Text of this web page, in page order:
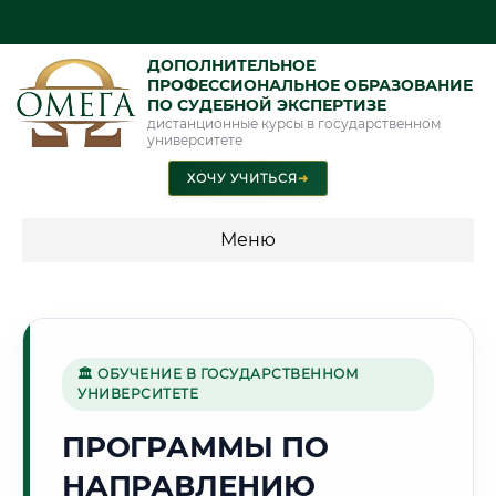
ДОПОЛНИТЕЛЬНОЕ
ПРОФЕССИОНАЛЬНОЕ ОБРАЗОВАНИЕ
ПО СУДЕБНОЙ ЭКСПЕРТИЗЕ
дистанционные курсы в государственном
университете
ХОЧУ УЧИТЬСЯ➜
Меню
специальности"
Стоимость по программам обучения "Судебная экспертиза"
Стоимость по программам обучения "Экспертиза"
🏛 ОБУЧЕНИЕ В ГОСУДАРСТВЕННОМ
УНИВЕРСИТЕТЕ
ПРОГРАММЫ ПО
НАПРАВЛЕНИЮ